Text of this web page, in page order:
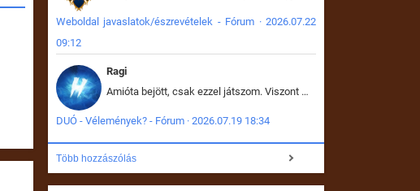
Weboldal javaslatok/észrevételek - Fórum · 2026.07.22
09:12
Ragi
Amióta bejött, csak ezzel játszom. Viszont mint minden más - akár az alapjáték is, ez is baromira összetett lett. Néha már pár kör után is esélytelen az egész. Vagy irreállisan túltápol valaki, vagy lelép a partner, vagy csak hülye mint a segg. És amikor eljönne az én időm, na akkor jön el mindenki másé is. Engem jobban érdekelne, hogy ki milyen ratingen szokott játszani. Na ez lenne egy érdekes adat.
DUÓ - Vélemények? - Fórum · 2026.07.19 18:34
Több hozzászólás